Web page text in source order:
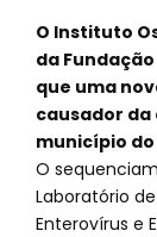
O Instituto
da
que uma
causador da
município
O
Laboratório
Enterovírus e